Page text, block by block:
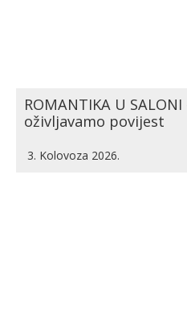
ROMANTIKA U
oživljavamo povijest
3. Kolovoza 2026.